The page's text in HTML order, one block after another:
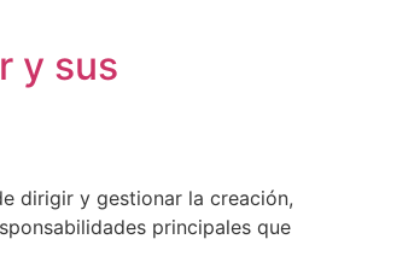
y sus
dirigir y gestionar la creación,
principales que